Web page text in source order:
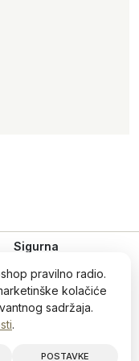
Sigurna
kupovina
pravilno radio.
kolačiće
sadržaja.
.
POSTAVKE